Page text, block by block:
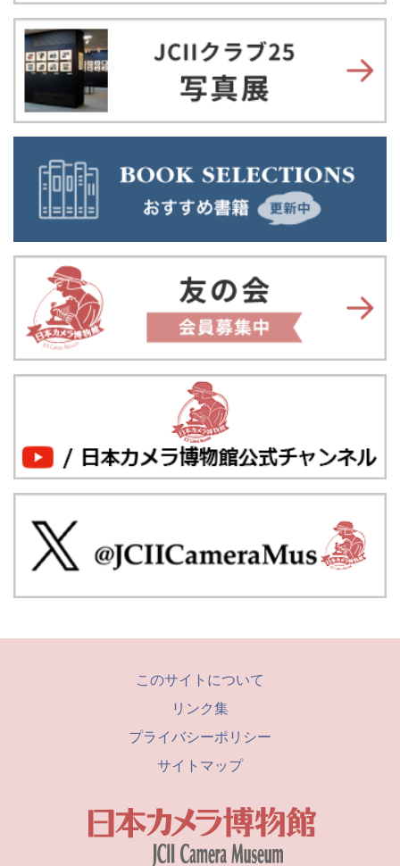
このサイトについて
リンク集
プライバシーポリシー
サイトマップ